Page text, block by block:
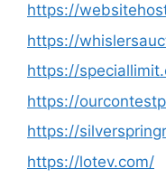
https://
https://
https://
https://
https://
https://lotev.com/